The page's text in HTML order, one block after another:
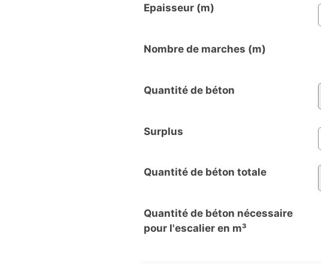
Epaisseur (m)
Nombre de marches (m)
Quantité de béton
Surplus
Quantité de béton totale
Quantité de béton nécessaire
pour l'escalier en m³